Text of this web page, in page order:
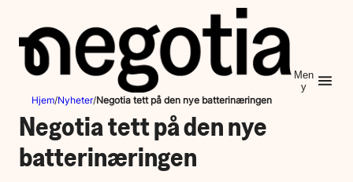
innhold
Men
y
Hjem/Nyheter/Negotia tett på den nye batterinæringen
Negotia tett på den nye
batterinæringen